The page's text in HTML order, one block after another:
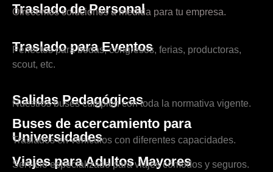
Traslado de Personal
Ofrecemos soluciones a medida para tu empresa.
Traslado para Eventos
Perfectos para bodas, congresos, ferias, productoras,
scout, etc.
Salidas Pedagógicas
Nuestros buses cumplen con toda la normativa vigente.
Buses de acercamiento para
Universidades
Traslados en vehículos con diferentes capacidades.
Viajes para Adultos Mayores
Servicio especializado para viajes cómodos y seguros.